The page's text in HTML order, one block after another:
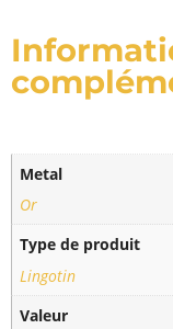
Metal
Or
Type de produit
Lingotin
Valeur